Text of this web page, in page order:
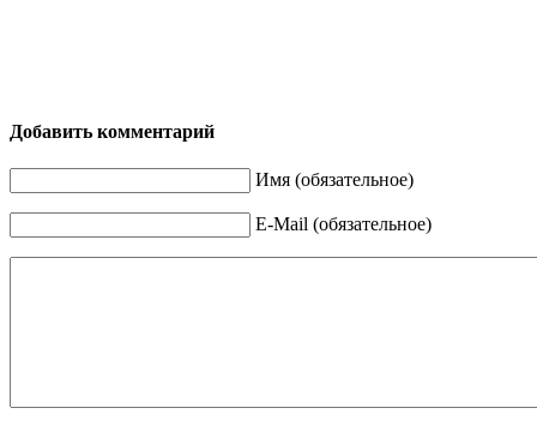
Добавить комментарий
Имя (обязательное)
E-Mail (обязательное)